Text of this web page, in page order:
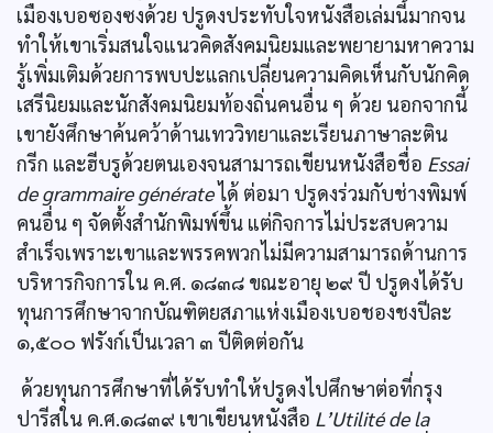
เมืองเบอซองซงด้วย ปรูดงประทับใจหนังสือเล่มนี้มากจน
ทำให้เขาเริ่มสนใจแนวคิดสังคมนิยมและพยายามหาความ
รู้เพิ่มเติมด้วยการพบปะแลกเปลี่ยนความคิดเห็นกับนักคิด
เสรีนิยมและนักสังคมนิยมท้องถิ่นคนอื่น ๆ ด้วย นอกจากนี้
เขายังศึกษาค้นคว้าด้านเทววิทยาและเรียนภาษาละติน
กรีก และฮีบรูด้วยตนเองจนสามารถเขียนหนังสือชื่อ Essai
de grammaire générateได้ ต่อมา ปรูดงร่วมกับช่างพิมพ์
คนอื่น ๆ จัดตั้งสำนักพิมพ์ขึ้น แต่กิจการไม่ประสบความ
สำเร็จเพราะเขาและพรรคพวกไม่มีความสามารถด้านการ
บริหารกิจการใน ค.ศ. ๑๘๓๘ ขณะอายุ ๒๙ ปี ปรูดงได้รับ
ทุนการศึกษาจากบัณฑิตยสภาแห่งเมืองเบอชองชงปีละ
๑,๕๐๐ ฟรังก์เป็นเวลา ๓ ปีติดต่อกัน
ด้วยทุนการศึกษาที่ได้รับทำให้ปรูดงไปศึกษาต่อที่กรุง
ปารีสใน ค.ศ.๑๘๓๙ เขาเขียนหนังสือ L’Utilité de la